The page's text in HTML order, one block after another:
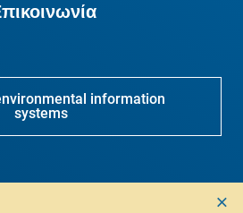
information
systems